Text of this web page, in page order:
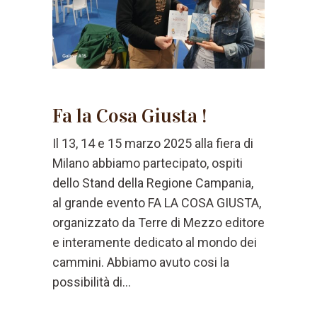
Fa la Cosa Giusta !
Il 13, 14 e 15 marzo 2025 alla fiera di
Milano abbiamo partecipato, ospiti
dello Stand della Regione Campania,
al grande evento FA LA COSA GIUSTA,
organizzato da Terre di Mezzo editore
e interamente dedicato al mondo dei
cammini. Abbiamo avuto cosi la
possibilità di...